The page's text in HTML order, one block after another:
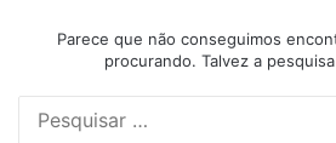
Parece que não conseguimos
procurando. Talvez a